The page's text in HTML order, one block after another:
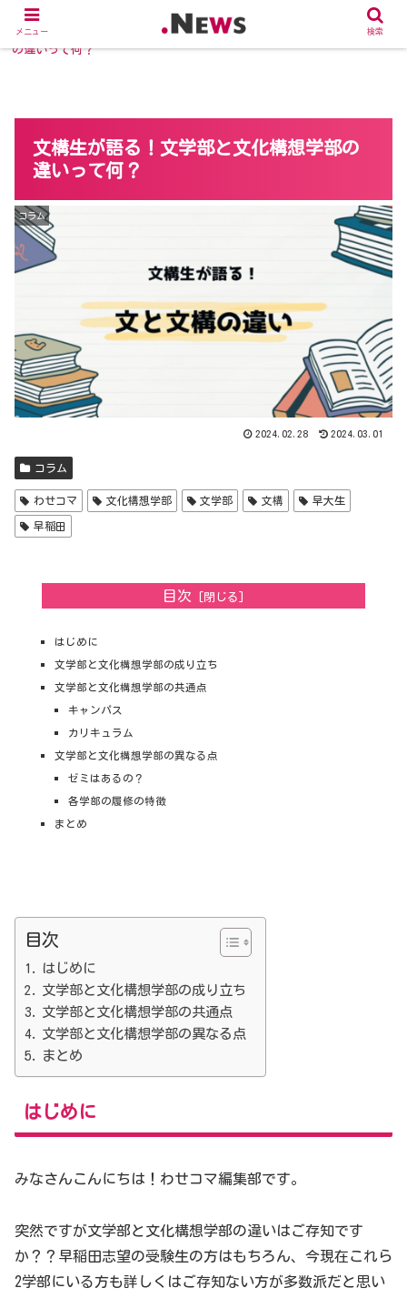
ホーム
文構生が語る！文学部と文化構想学部
の違いって何？
文構生が語る！文学部と文化構想学部の
違いって何？
コラム
2024.02.28 2024.03.01
コラム
わせコマ 文化構想学部 文学部 文構 早大生
早稲田
目次
はじめに
文学部と文化構想学部の成り立ち
文学部と文化構想学部の共通点
キャンパス
カリキュラム
文学部と文化構想学部の異なる点
ゼミはあるの？
各学部の履修の特徴
まとめ
目次
はじめに
文学部と文化構想学部の成り立ち
文学部と文化構想学部の共通点
文学部と文化構想学部の異なる点
まとめ
はじめに
みなさんこんにちは！わせコマ編集部です。
突然ですが文学部と文化構想学部の違いはご存知です
か？？早稲田志望の受験生の方はもちろん、今現在これら
2学部にいる方も詳しくはご存知ない方が多数派だと思い
メニュー 検索